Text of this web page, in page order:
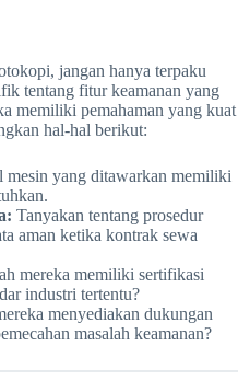
jangan hanya terpaku
tentang fitur keamanan yang
memiliki pemahaman yang kuat
hal-hal berikut:
mesin yang ditawarkan memiliki
Tanyakan tentang prosedur
aman ketika kontrak sewa
mereka memiliki sertifikasi
industri tertentu?
menyediakan dukungan
masalah keamanan?